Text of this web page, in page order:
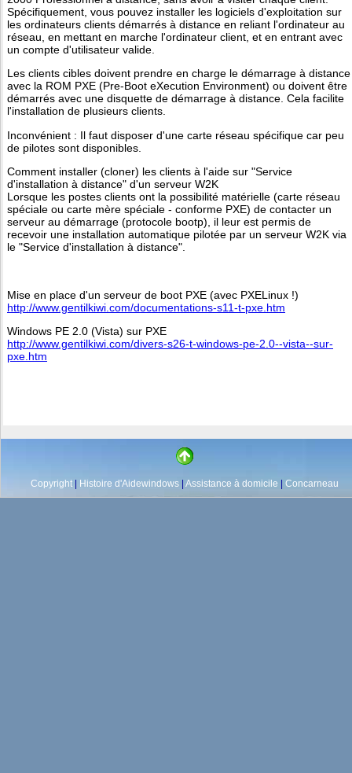
Spécifiquement, vous pouvez installer les logiciels d'exploitation sur
les ordinateurs clients démarrés à distance en reliant l'ordinateur au
réseau, en mettant en marche l'ordinateur client, et en entrant avec
un compte d'utilisateur valide.
Les clients cibles doivent prendre en charge le démarrage à distance
avec la ROM PXE (Pre-Boot eXecution Environment) ou doivent être
démarrés avec une disquette de démarrage à distance. Cela facilite
l'installation de plusieurs clients.
Inconvénient : Il faut disposer d'une carte réseau spécifique car peu
de pilotes sont disponibles.
Comment installer (cloner) les clients à l'aide sur "Service
d'installation à distance" d'un serveur W2K
Lorsque les postes clients ont la possibilité matérielle (carte réseau
spéciale ou carte mère spéciale - conforme PXE) de contacter un
serveur au démarrage (protocole bootp), il leur est permis de
recevoir une installation automatique pilotée par un serveur W2K via
le "Service d'installation à distance".
Mise en place d'un serveur de boot PXE (avec PXELinux !)
http://www.gentilkiwi.com/documentations-s11-t-pxe.htm
Windows PE 2.0 (Vista) sur PXE
http://www.gentilkiwi.com/divers-s26-t-windows-pe-2.0--vista--sur-
pxe.htm
Copyright| Histoire d'Aidewindows Assistance à domicile Concarneau